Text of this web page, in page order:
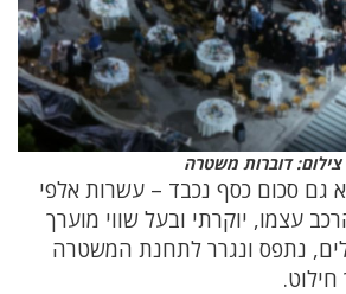
צילום: דוברות משטרה
גם סכום כסף נכבד – עשרות אלפי
עצמו, יוקרתי ובעל שווי מוערך
נתפס ונגרר לתחנת המשטרה